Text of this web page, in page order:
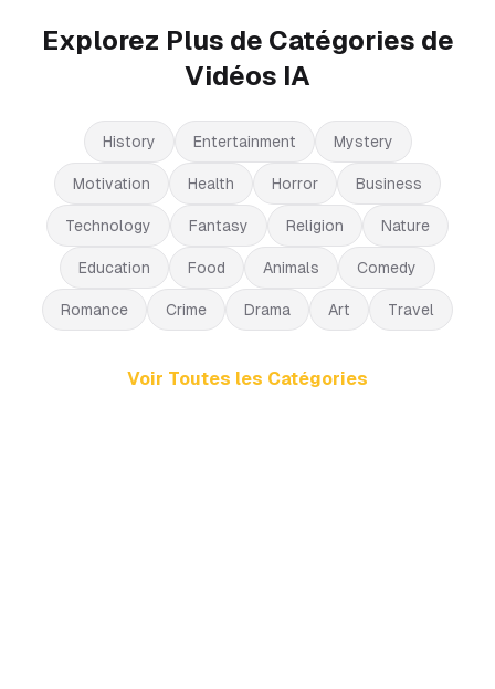
Explorez Plus de Catégories de
Vidéos IA
History Entertainment Mystery
Motivation Health Horror Business
Technology Fantasy Religion Nature
Education Food Animals Comedy
Romance Crime Drama Art Travel
Voir Toutes les Catégories